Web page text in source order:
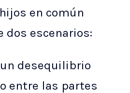
en común
dos escenarios:
un desequilibrio
entre las partes